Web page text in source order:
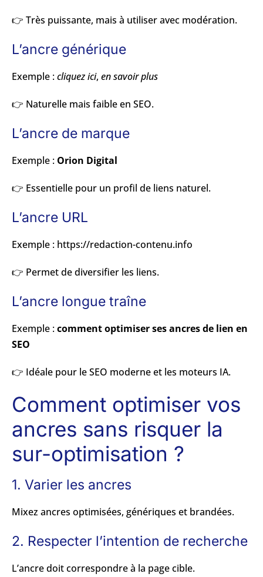
👉 Très puissante, mais à utiliser avec modération.
L’ancre générique
Exemple :cliquez ici, en savoir plus
👉 Naturelle mais faible en SEO.
L’ancre de marque
Exemple : Orion Digital
👉 Essentielle pour un profil de liens naturel.
L’ancre URL
Exemple : https://redaction-contenu.info
👉 Permet de diversifier les liens.
L’ancre longue traîne
Exemple :comment optimiser ses ancres de lien en
SEO
👉 Idéale pour le SEO moderne et les moteurs IA.
Comment optimiser vos
ancres sans risquer la
sur-optimisation ?
1. Varier les ancres
Mixez ancres optimisées, génériques et brandées.
2. Respecter l’intention de recherche
L’ancre doit correspondre à la page cible.